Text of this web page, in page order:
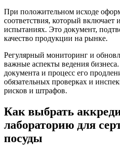
При положительном исходе
соответствия, который
испытаниях. Это документ,
качество продукции на рынке.
Регулярный мониторинг и
важные аспекты ведения
документа и процесс его
обязательных проверках и
рисков и штрафов.
Как выбрать
лабораторию для
посуды